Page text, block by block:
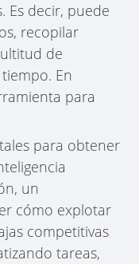
Es decir, puede
recopilar
de
En
para
para obtener
un
cómo explotar
competitivas
tareas,